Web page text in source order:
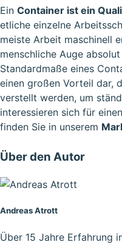
Ein Container ist ein
etliche einzelne
meiste Arbeit maschinell
menschliche Auge
Standardmaße eines
einen großen Vorteil dar,
verstellt werden, um
interessieren sich für einen
finden Sie in unserem
Über den Autor
Andreas Atrott
Über 15 Jahre Erfahrung